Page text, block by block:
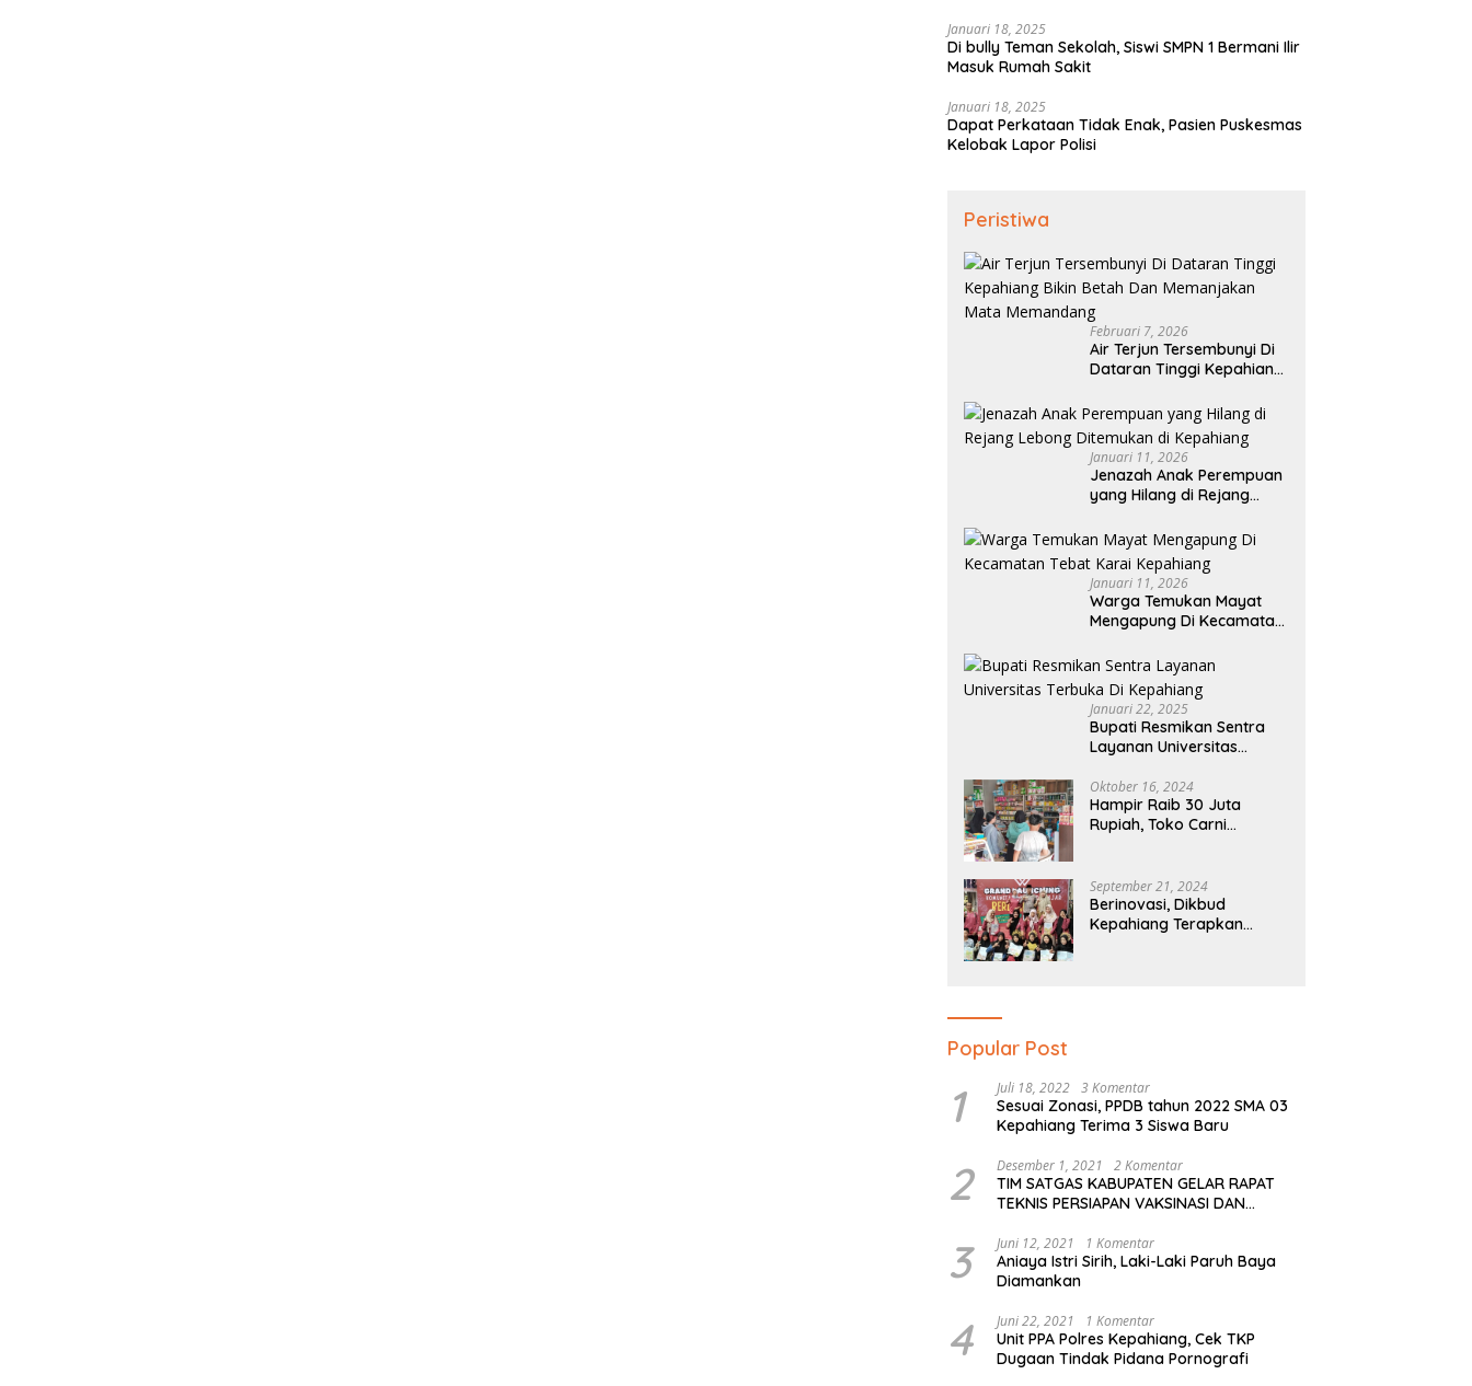
Januari 18, 2025
Di bully Teman Sekolah, Siswi SMPN 1 Bermani Ilir
Masuk Rumah Sakit
Januari 18, 2025
Dapat Perkataan Tidak Enak, Pasien Puskesmas
Kelobak Lapor Polisi
Peristiwa
Februari 7, 2026
Air Terjun Tersembunyi Di
Dataran Tinggi Kepahiang
Memanjakan Mata
Memandang
Januari 11, 2026
Jenazah Anak Perempuan
yang Hilang di Rejang
Kepahiang
Januari 11, 2026
Warga Temukan Mayat
Mengapung Di Kecamatan
Januari 22, 2025
Bupati Resmikan Sentra
Layanan Universitas
Oktober 16, 2024
Hampir Raib 30 Juta
Rupiah, Toko Carni
September 21, 2024
Berinovasi, Dikbud
Kepahiang Terapkan
Popular Post
1 Juli 18, 2022 3 Komentar
Sesuai Zonasi, PPDB tahun 2022 SMA 03
Kepahiang Terima 3 Siswa Baru
2 Desember 1, 2021 2 Komentar
TIM SATGAS KABUPATEN GELAR RAPAT
TEKNIS PERSIAPAN VAKSINASI DAN
3 Juni 12, 2021 1 Komentar
Aniaya Istri Sirih, Laki-Laki Paruh Baya
Diamankan
4 Juni 22, 2021 1 Komentar
Unit PPA Polres Kepahiang, Cek TKP
Dugaan Tindak Pidana Pornografi